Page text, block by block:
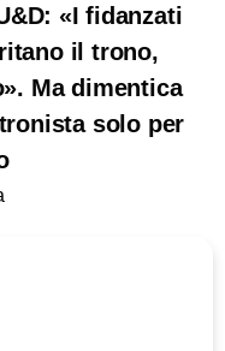
«I fidanzati
il trono,
Ma dimentica
solo per